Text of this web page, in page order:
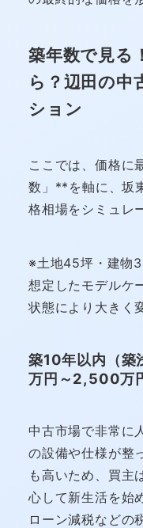
築年数で見る
ら？辺田の中
ション
ここでは、価格に
数」**を軸に、坂
格相場をシミュレ
※土地45坪・建物
想定したモデルケ
状態により大きく
築10年以内（
万円～2,500万
中古市場で非常に
の設備や仕様が整
も高いため、買主
心して新生活を始
ローン減税などの